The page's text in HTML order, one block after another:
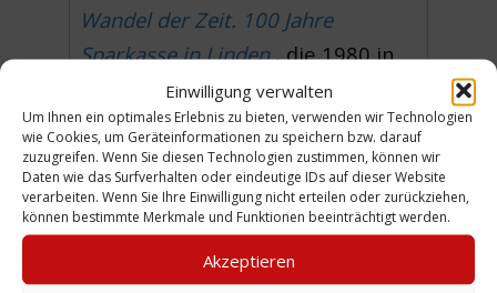
Einwilligung verwalten
Um Ihnen ein optimales Erlebnis zu bieten, verwenden wir Technologien
wie Cookies, um Geräteinformationen zu speichern bzw. darauf
zuzugreifen. Wenn Sie diesen Technologien zustimmen, können wir
Daten wie das Surfverhalten oder eindeutige IDs auf dieser Website
verarbeiten. Wenn Sie Ihre Einwilligung nicht erteilen oder zurückziehen,
können bestimmte Merkmale und Funktionen beeinträchtigt werden.
Akzeptieren
Wandel der Zeit. 100 Jahre
Sparkasse in Linden, die 1980 in
den Filialen ausgelegt war.
Die Bildunterschrift lautet:Plan
des Dorfes Linden 1792.
1 Schloss im von Platen Garten
2 Kgl. Küchengarten
3 Blumenauer Straße